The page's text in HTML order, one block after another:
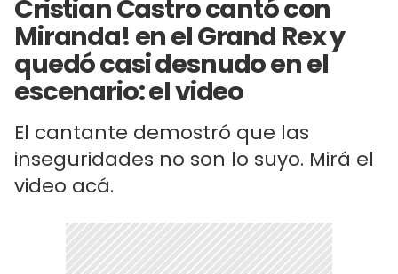
Cristian Castro cantó con
Miranda! en el Grand Rex y
quedó casi desnudo en el
escenario: el video
El cantante demostró que las
inseguridades no son lo suyo. Mirá el
video acá.